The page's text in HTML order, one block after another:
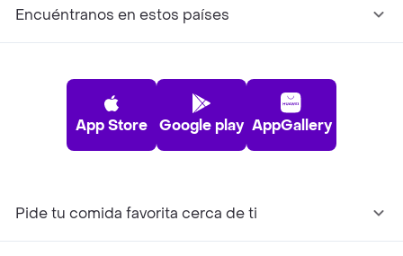
Encuéntranos en estos países
App Store Google play AppGallery
Pide tu comida favorita cerca de ti